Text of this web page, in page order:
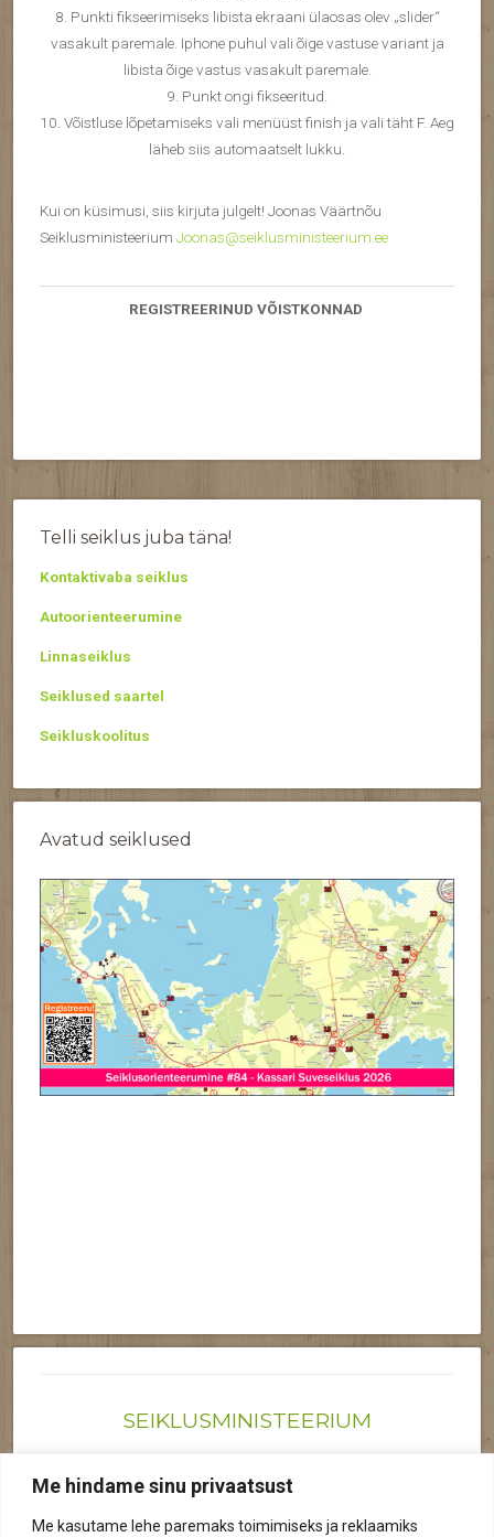
Me hindame sinu privaatsust
Me kasutame lehe paremaks toimimiseks ja reklaamiks
8. Punkti fikseerimiseks libista ekraani ülaosas olev „slider“
vasakult paremale. Iphone puhul vali õige vastuse variant ja
libista õige vastus vasakult paremale.
9. Punkt ongi fikseeritud.
10. Võistluse lõpetamiseks vali menüüst finish ja vali täht F. Aeg
läheb siis automaatselt lukku.
Kui on küsimusi, siis kirjuta julgelt! Joonas Väärtnõu
Seiklusministeerium Joonas@seiklusministeerium.ee
REGISTREERINUD VÕISTKONNAD
Telli seiklus juba täna!
Kontaktivaba seiklus
Autoorienteerumine
Linnaseiklus
Seiklused saartel
Seikluskoolitus
Avatud seiklused
SEIKLUSMINISTEERIUM
Reg nr: 12041719